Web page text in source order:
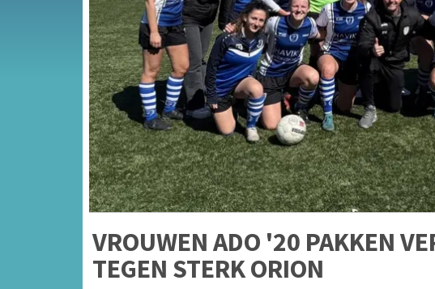
VROUWEN ADO '20 PAKKEN
TEGEN STERK ORION